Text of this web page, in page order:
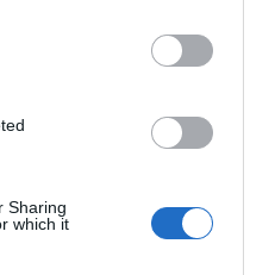
Sharing
which it